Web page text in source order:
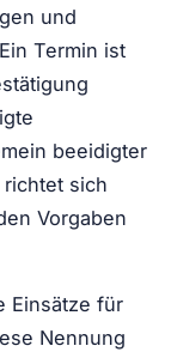
und
Termin ist
beeidigter
sich
Vorgaben
Einsätze für
Nennung